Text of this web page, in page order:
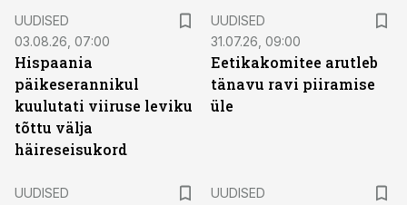
UUDISED
03.08.26, 07:00
Hispaania
päikeserannikul
kuulutati viiruse leviku
tõttu välja
häireseisukord
UUDISED
31.07.26, 09:00
Eetikakomitee arutleb
tänavu ravi piiramise
üle
UUDISED
UUDISED